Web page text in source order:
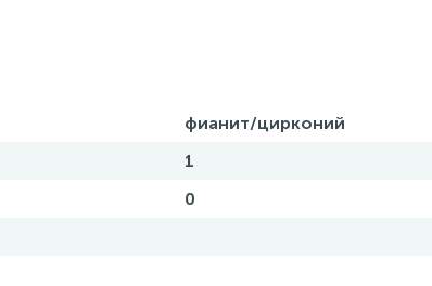
фианит/цирконий
1
0